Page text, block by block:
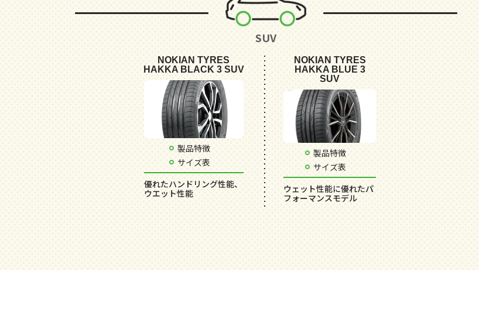
SUV
NOKIAN TYRES
HAKKA BLACK 3 SUV
製品特徴
サイズ表
優れたハンドリング性能、
ウエット性能
NOKIAN TYRES
HAKKA BLUE 3
SUV
製品特徴
サイズ表
ウェット性能に優れたパ
フォーマンスモデル